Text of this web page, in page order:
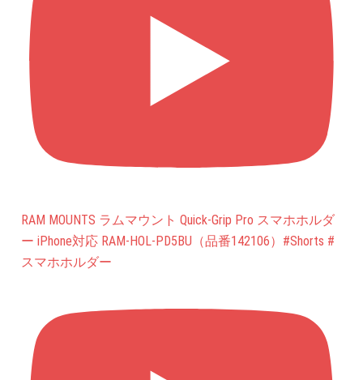
RAM MOUNTS ラムマウント Quick-Grip Pro スマホホルダ
ー iPhone対応 RAM-HOL-PD5BU（品番142106）#Shorts #
スマホホルダー